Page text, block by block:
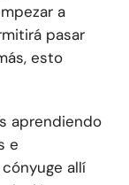
a
pasar
esto
aprendiendo
e
allí